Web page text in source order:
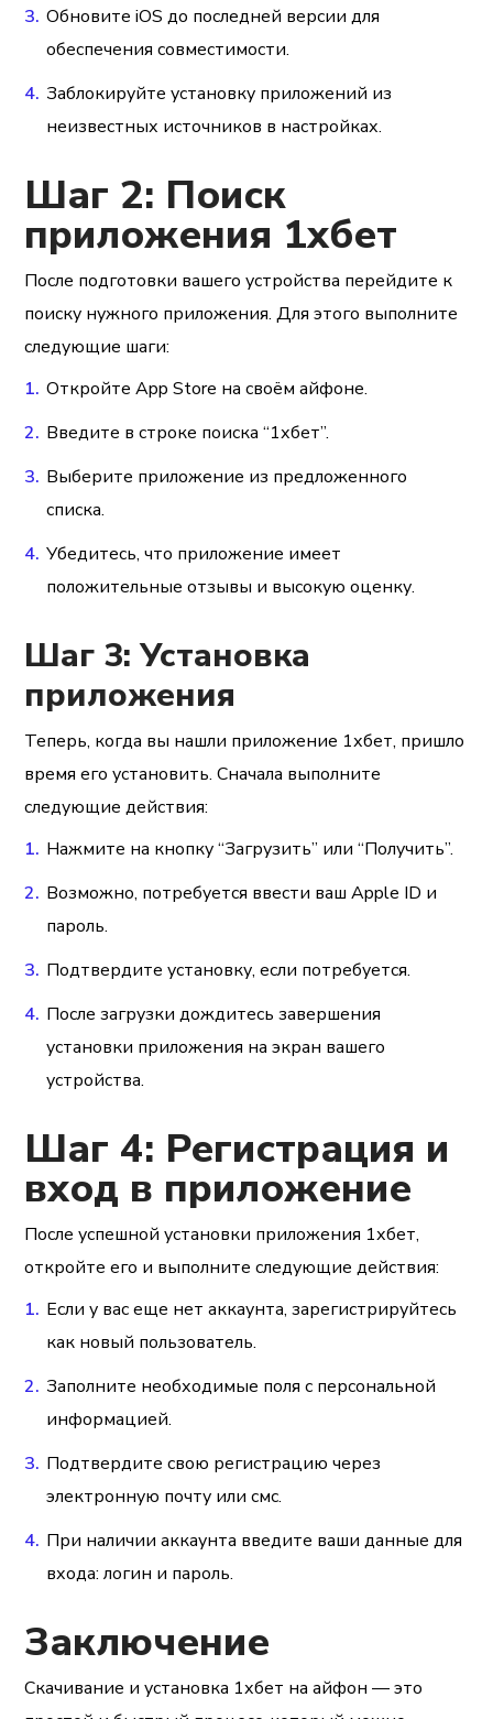
Обновите iOS до последней версии для
обеспечения совместимости.
Заблокируйте установку приложений из
неизвестных источников в настройках.
Шаг 2: Поиск
приложения 1хбет
После подготовки вашего устройства перейдите к
поиску нужного приложения. Для этого выполните
следующие шаги:
Откройте App Store на своём айфоне.
Введите в строке поиска “1хбет”.
Выберите приложение из предложенного
списка.
Убедитесь, что приложение имеет
положительные отзывы и высокую оценку.
Шаг 3: Установка
приложения
Теперь, когда вы нашли приложение 1хбет, пришло
время его установить. Сначала выполните
следующие действия:
Нажмите на кнопку “Загрузить” или “Получить”.
Возможно, потребуется ввести ваш Apple ID и
пароль.
Подтвердите установку, если потребуется.
После загрузки дождитесь завершения
установки приложения на экран вашего
устройства.
Шаг 4: Регистрация и
вход в приложение
После успешной установки приложения 1хбет,
откройте его и выполните следующие действия:
Если у вас еще нет аккаунта, зарегистрируйтесь
как новый пользователь.
Заполните необходимые поля с персональной
информацией.
Подтвердите свою регистрацию через
электронную почту или смс.
При наличии аккаунта введите ваши данные для
входа: логин и пароль.
Заключение
Скачивание и установка 1хбет на айфон — это